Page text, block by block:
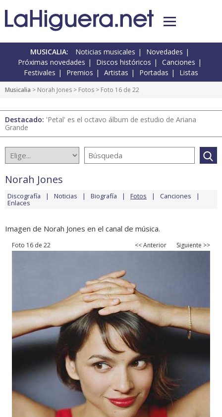
MUSICALIA: Noticias musicales
Novedades
Próximas novedades
Discos históricos
Canciones
Festivales
Premios Artistas Portadas Listas
Musicalia > Norah Jones > Fotos > Foto 16 de 22
Destacado: 'Petal' es el octavo álbum de estudio de Ariana
Grande
Norah Jones
Discografía Noticias Biografía Fotos Canciones
Enlaces
Imagen de Norah Jones en el canal de música.
Foto 16 de 22 << Anterior Siguiente >>